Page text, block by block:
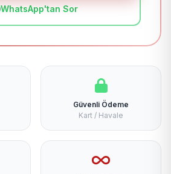
WhatsApp'tan Sor
Güvenli Ödeme
Kart / Havale